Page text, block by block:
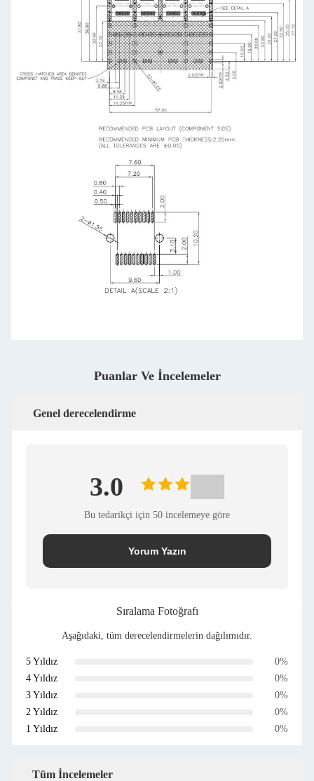
Puanlar Ve İncelemeler
Genel derecelendirme
3.0
Bu tedarikçi için 50 incelemeye göre
Yorum Yazın
Sıralama Fotoğrafı
Aşağıdaki, tüm derecelendirmelerin dağılımıdır.
5 Yıldız
0%
4 Yıldız
0%
3 Yıldız
0%
2 Yıldız
0%
1 Yıldız
0%
Tüm İncelemeler